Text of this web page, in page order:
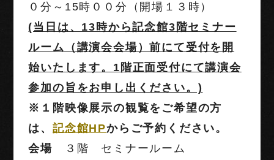
０分～15時００分（開場１３時）
(当日は、13時から記念館3階セミナー
ルーム（講演会会場）前にて受付を開
始いたします。1階正面受付にて講演会
参加の旨をお申し出ください。)
※１階映像展示の観覧をご希望の方
は、記念館HPからご予約ください。
会場 ３階 セミナールーム